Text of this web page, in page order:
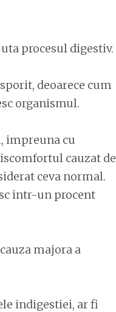
procesul digestiv.
deoarece cum
organismul.
impreuna cu
cauzat de
ceva normal.
intr-un procent
majora a
indigestiei, ar fi